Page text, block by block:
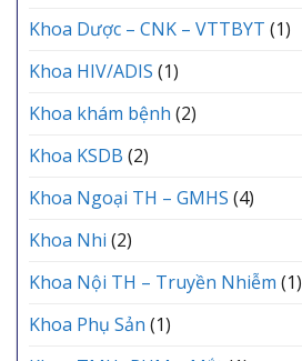
Khoa Dược – CNK – VTTBYT (1)
Khoa HIV/ADIS (1)
Khoa khám bệnh (2)
Khoa KSDB (2)
Khoa Ngoại TH – GMHS (4)
Khoa Nhi (2)
Khoa Nội TH – Truyền Nhiễm (1)
Khoa Phụ Sản (1)